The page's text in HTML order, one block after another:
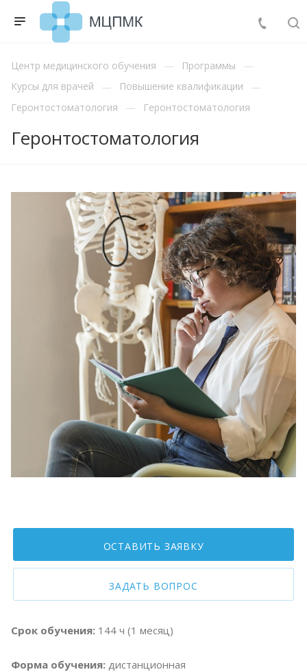
Центр медицинского обучения
Программы
Курсы для врачей
Повышение квалификации
Геронтостоматология
Геронтостоматология
Геронтостоматология
ОСТАВИТЬ ЗАЯВКУ
ЗАДАТЬ ВОПРОС
Срок обучения: 144 ч (1 месяц)
Форма обучения: дистанционная